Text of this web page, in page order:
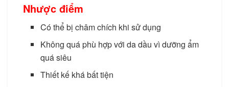
Nhược điểm
Có thể bị châm chích khi sử dụng
Không quá phù hợp với da dầu vì dưỡng ẩm
quá siêu
Thiết kế khá bất tiện